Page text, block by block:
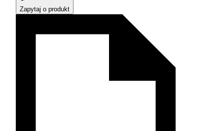
Zapytaj o produkt